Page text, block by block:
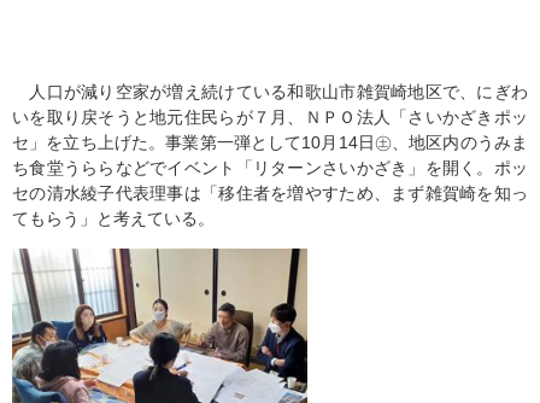
人口が減り空家が増え続けている和歌山市雑賀崎地区で、にぎわ
いを取り戻そうと地元住民らが７月、ＮＰＯ法人「さいかざきポッ
セ」を立ち上げた。事業第一弾として10月14日㊏、地区内のうみま
ち食堂うららなどでイベント「リターンさいかざき」を開く。ポッ
セの清水綾子代表理事は「移住者を増やすため、まず雑賀崎を知っ
てもらう」と考えている。